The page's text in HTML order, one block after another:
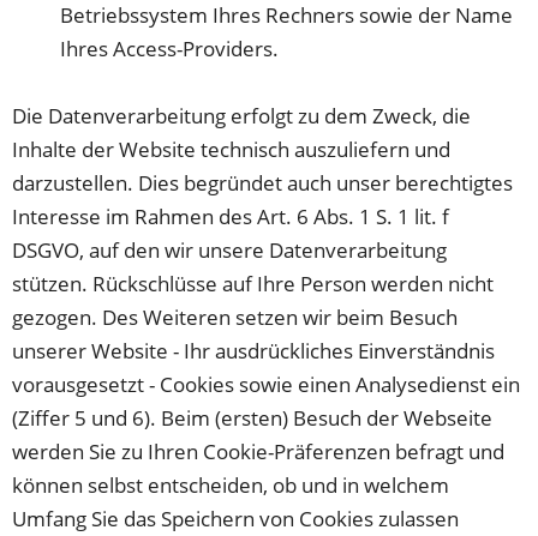
Betriebssystem Ihres Rechners sowie der Name
Ihres Access-Providers.
Die Datenverarbeitung erfolgt zu dem Zweck, die
Inhalte der Website technisch auszuliefern und
darzustellen. Dies begründet auch unser berechtigtes
Interesse im Rahmen des Art. 6 Abs. 1 S. 1 lit. f
DSGVO, auf den wir unsere Datenverarbeitung
stützen. Rückschlüsse auf Ihre Person werden nicht
gezogen. Des Weiteren setzen wir beim Besuch
unserer Website - Ihr ausdrückliches Einverständnis
vorausgesetzt - Cookies sowie einen Analysedienst ein
(Ziffer 5 und 6). Beim (ersten) Besuch der Webseite
werden Sie zu Ihren Cookie-Präferenzen befragt und
können selbst entscheiden, ob und in welchem
Umfang Sie das Speichern von Cookies zulassen